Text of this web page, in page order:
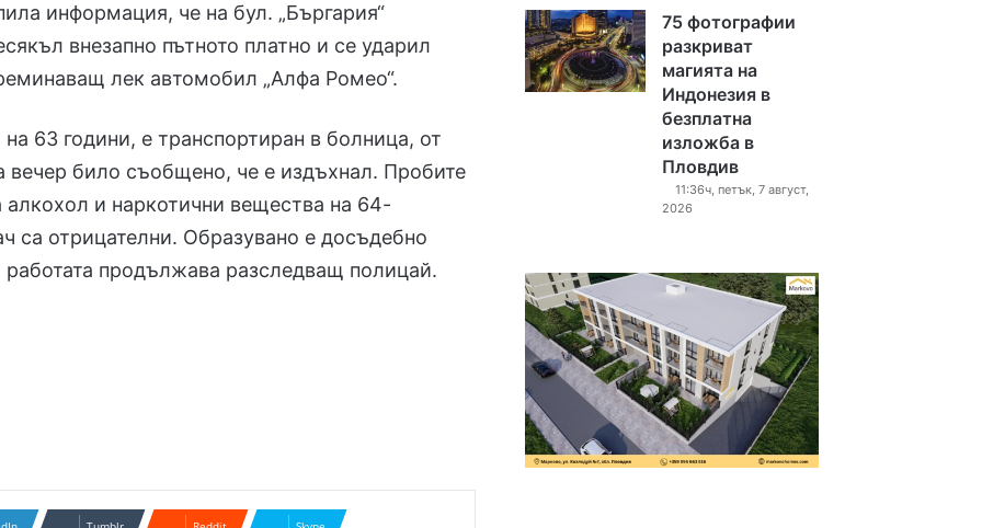
информация, че на бул. „Бъргария“
внезапно пътното платно и се ударил
лек автомобил „Алфа Ромео“.
63 години, е транспортиран в болница, от
вечер било съобщено, че е издъхнал. Пробите
алкохол и наркотични вещества на 64-
са отрицателни. Образувано е досъдебно
работата продължава разследващ полицай.
75 фотографии
разкриват
магията на
Индонезия в
безплатна
изложба в
Пловдив
11:36ч, петък, 7 август,
2026